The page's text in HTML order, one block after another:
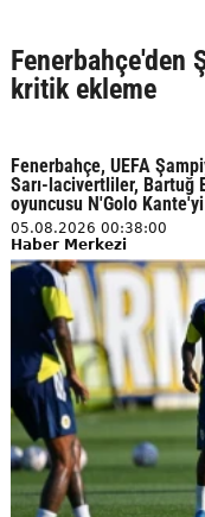
Fenerbahçe'den
kritik ekleme
Fenerbahçe, UEFA
Sarı-lacivertliler, Bartuğ
oyuncusu N'Golo
05.08.2026 00:38:00
Haber Merkezi